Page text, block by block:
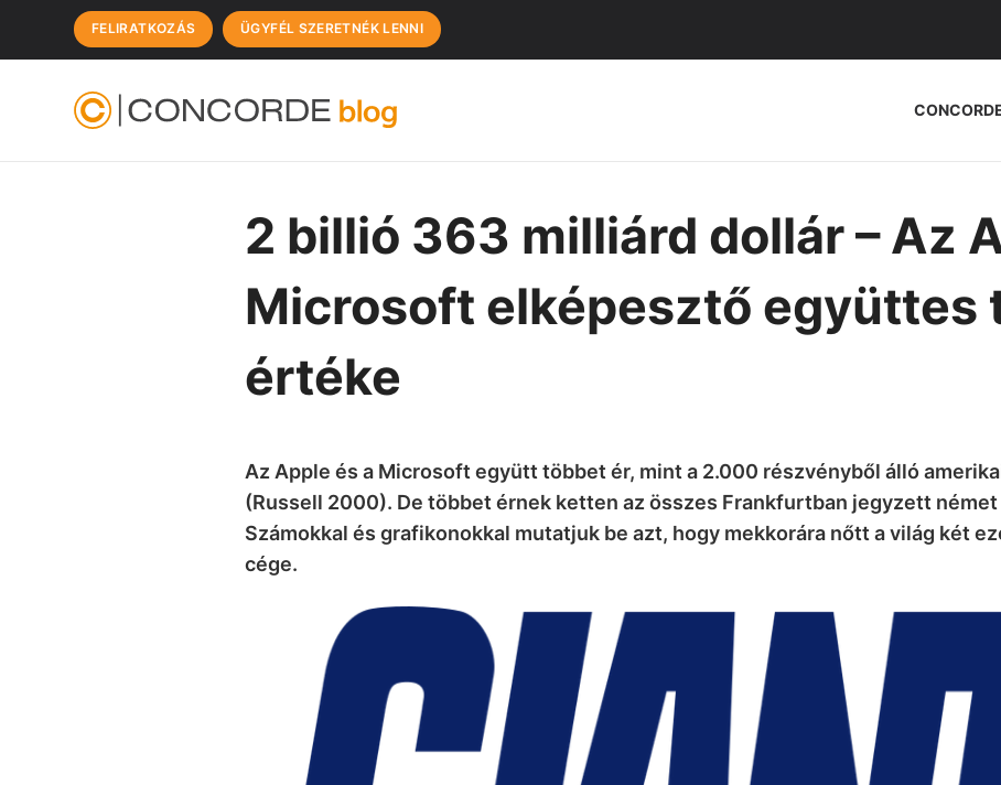
FELIRATKOZÁS ÜGYFÉL SZERETNÉK LENNI
2 billió 363 milliárd dollár – Az
Microsoft elképesztő együttes
értéke
Az Apple és a Microsoft együtt többet ér, mint a 2.000 részvényből álló
(Russell 2000). De többet érnek ketten az összes Frankfurtban jegyzett
Számokkal és grafikonokkal mutatjuk be azt, hogy mekkorára nőtt a világ két
cége.